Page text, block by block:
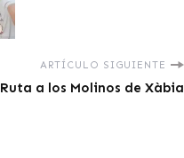
ARTÍCULO SIGUIENTE
Ruta a los Molinos de Xàbia